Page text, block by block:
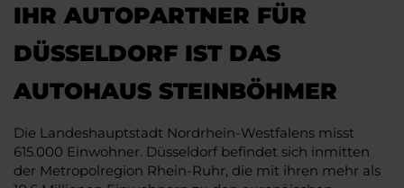
IHR AUTOPARTNER FÜR
DÜSSELDORF IST DAS
AUTOHAUS STEINBÖHMER
Die Landeshauptstadt Nordrhein-Westfalens misst
615.000 Einwohner. Düsseldorf befindet sich inmitten
der Metropolregion Rhein-Ruhr, die mit ihren mehr als